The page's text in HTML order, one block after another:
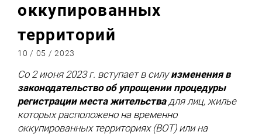
оккупированных
территорий
10 / 05 / 2023
Со 2 июня 2023 г. вступает в силуизменения в
законодательство об упрощении процедуры
регистрации места жительствадля лиц, жилье
которых расположено на временно
оккупированных территориях (ВОТ) или на